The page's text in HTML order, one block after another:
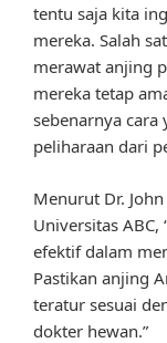
tentu saja kita
mereka. Salah
merawat anjing
mereka tetap
sebenarnya
peliharaan dari
Menurut Dr.
Universitas ABC,
efektif dalam
Pastikan anjing
teratur sesuai
dokter hewan.”